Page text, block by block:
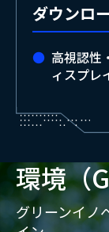
ダウンロ
高視認性
ィスプレ
環境（
グリーンイノ